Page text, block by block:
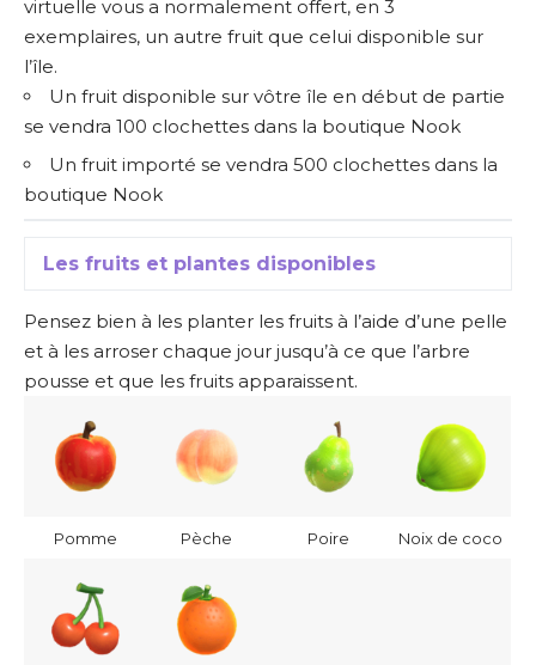
virtuelle vous a normalement offert, en 3
exemplaires, un autre fruit que celui disponible sur
l’île.
Un fruit disponible sur vôtre île en début de partie
se vendra 100 clochettes dans la boutique Nook
Un fruit importé se vendra 500 clochettes dans la
boutique Nook
Les fruits et plantes disponibles
Pensez bien à les planter les fruits à l’aide d’une pelle
et à les arroser chaque jour jusqu’à ce que l’arbre
pousse et que les fruits apparaissent.
Pomme Pèche Poire Noix de coco